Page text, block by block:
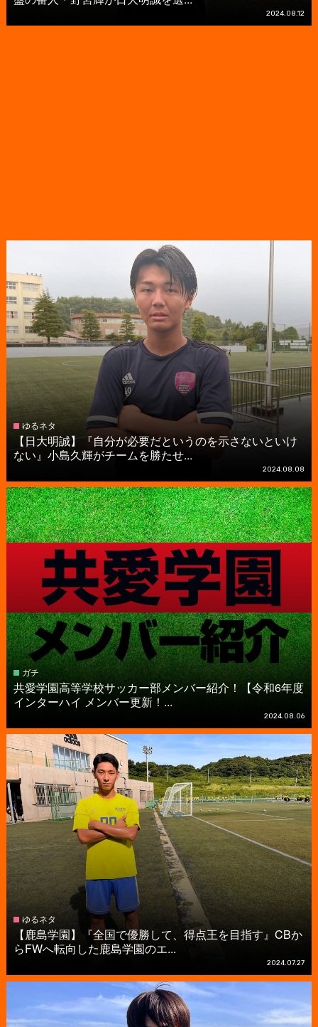
2024.08.12
ゆるネタ
【日大明誠】『自分が必要だというのを示さないといけ
ない』小島久輝がチームを勝たせ...
2024.08.08
ガチ
共愛学園高等学校サッカー部メンバー紹介！【令和6年度
インターハイ メンバー更新！...
2024.08.06
ゆるネタ
【鹿島学園】『全国で優勝して、得点王を目指す』CBか
らFWへ転向した鹿島学園のエ...
2024.07.27